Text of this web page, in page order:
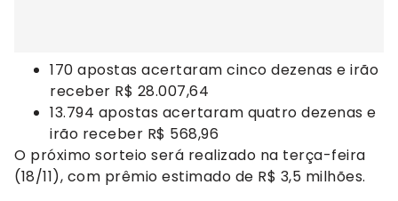
170 apostas acertaram cinco dezenas e irão
receber R$ 28.007,64
13.794 apostas acertaram quatro dezenas e
irão receber R$ 568,96
O próximo sorteio será realizado na terça-feira
(18/11), com prêmio estimado de R$ 3,5 milhões.